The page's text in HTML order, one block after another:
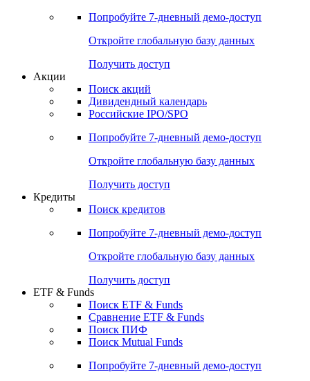
Попробуйте 7-дневный демо-доступ
Откройте глобальную базу данных
Получить доступ
Акции
Поиск акций
Дивидендный календарь
Российские IPO/SPO
Попробуйте 7-дневный демо-доступ
Откройте глобальную базу данных
Получить доступ
Кредиты
Поиск кредитов
Попробуйте 7-дневный демо-доступ
Откройте глобальную базу данных
Получить доступ
ETF & Funds
Поиск ETF & Funds
Сравнение ETF & Funds
Поиск ПИФ
Поиск Mutual Funds
Попробуйте 7-дневный демо-доступ